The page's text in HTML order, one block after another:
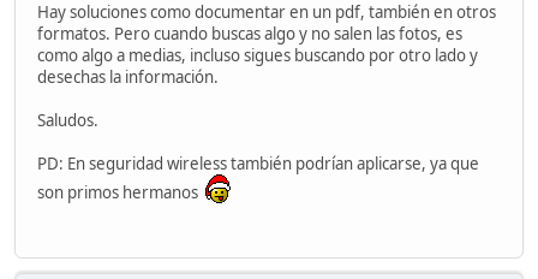
Hay soluciones como documentar en un pdf, también en otros
formatos. Pero cuando buscas algo y no salen las fotos, es
como algo a medias, incluso sigues buscando por otro lado y
desechas la información.
Saludos.
PD: En seguridad wireless también podrían aplicarse, ya que
son primos hermanos